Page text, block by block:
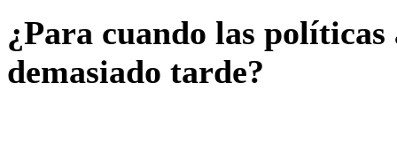
¿Para cuando las políticas
demasiado tarde?